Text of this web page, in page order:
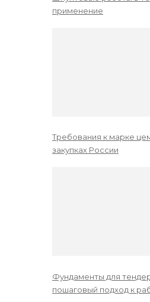
применение
Требования к марке
закупках России
Фундаменты для
пошаговый подход к